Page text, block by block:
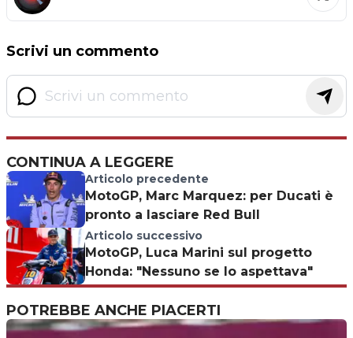
Scrivi un commento
CONTINUA A LEGGERE
Articolo precedente
MotoGP, Marc Marquez: per Ducati è
pronto a lasciare Red Bull
Articolo successivo
MotoGP, Luca Marini sul progetto
Honda: "Nessuno se lo aspettava"
POTREBBE ANCHE PIACERTI